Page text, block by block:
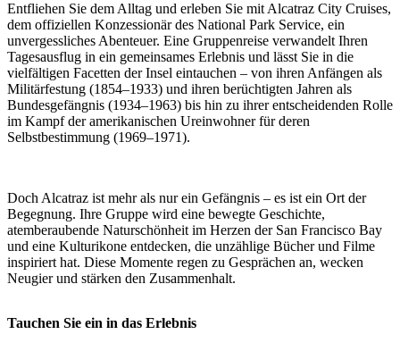
Entfliehen Sie dem Alltag und erleben Sie mit Alcatraz City Cruises,
dem offiziellen Konzessionär des National Park Service, ein
unvergessliches Abenteuer. Eine Gruppenreise verwandelt Ihren
Tagesausflug in ein gemeinsames Erlebnis und lässt Sie in die
vielfältigen Facetten der Insel eintauchen – von ihren Anfängen als
Militärfestung (1854–1933) und ihren berüchtigten Jahren als
Bundesgefängnis (1934–1963) bis hin zu ihrer entscheidenden Rolle
im Kampf der amerikanischen Ureinwohner für deren
Selbstbestimmung (1969–1971).
Doch Alcatraz ist mehr als nur ein Gefängnis – es ist ein Ort der
Begegnung. Ihre Gruppe wird eine bewegte Geschichte,
atemberaubende Naturschönheit im Herzen der San Francisco Bay
und eine Kulturikone entdecken, die unzählige Bücher und Filme
inspiriert hat. Diese Momente regen zu Gesprächen an, wecken
Neugier und stärken den Zusammenhalt.
Tauchen Sie ein in das Erlebnis